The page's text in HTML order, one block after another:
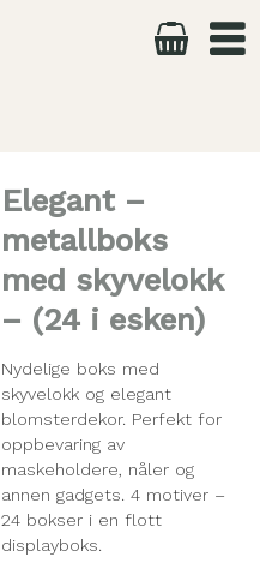
Elegant –
metallboks
med skyvelokk
– (24 i esken)
Nydelige boks med
skyvelokk og elegant
blomsterdekor. Perfekt for
oppbevaring av
maskeholdere, nåler og
annen gadgets. 4 motiver –
24 bokser i en flott
displayboks.